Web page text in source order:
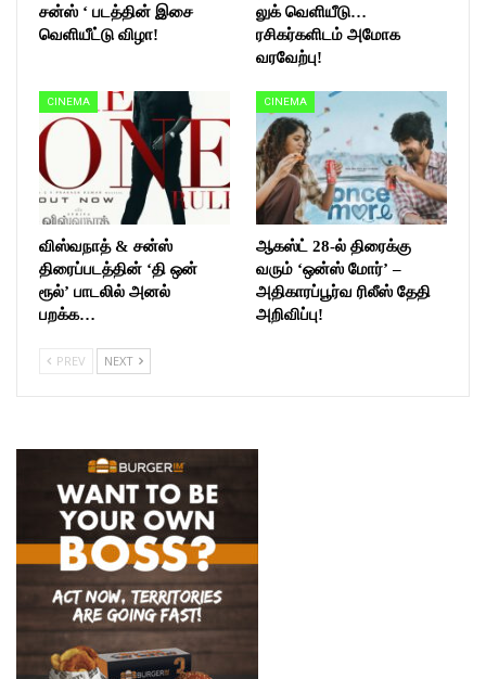
சன்ஸ் ‘ படத்தின் இசை
வெளியீட்டு விழா!
லுக் வெளியீடு…
ரசிகர்களிடம் அமோக
வரவேற்பு!
CINEMA
விஸ்வநாத் & சன்ஸ்
திரைப்படத்தின் ‘தி ஒன்
ரூல்’ பாடலில் அனல்
பறக்க…
CINEMA
ஆகஸ்ட் 28-ல் திரைக்கு
வரும் ‘ஒன்ஸ் மோர்’ –
அதிகாரப்பூர்வ ரிலீஸ் தேதி
அறிவிப்பு!
PREV NEXT